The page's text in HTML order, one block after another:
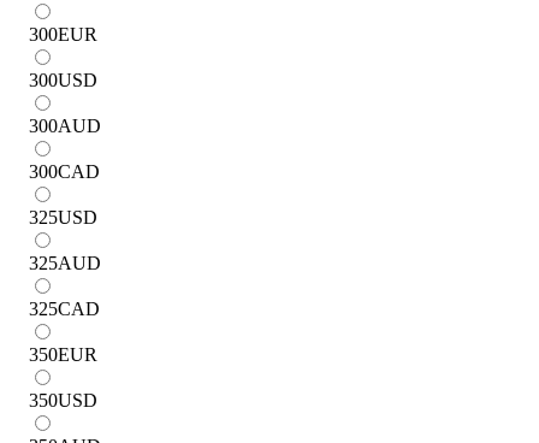
300EUR
300USD
300AUD
300CAD
325USD
325AUD
325CAD
350EUR
350USD